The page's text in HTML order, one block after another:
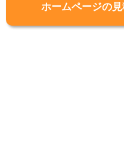
ホームページの